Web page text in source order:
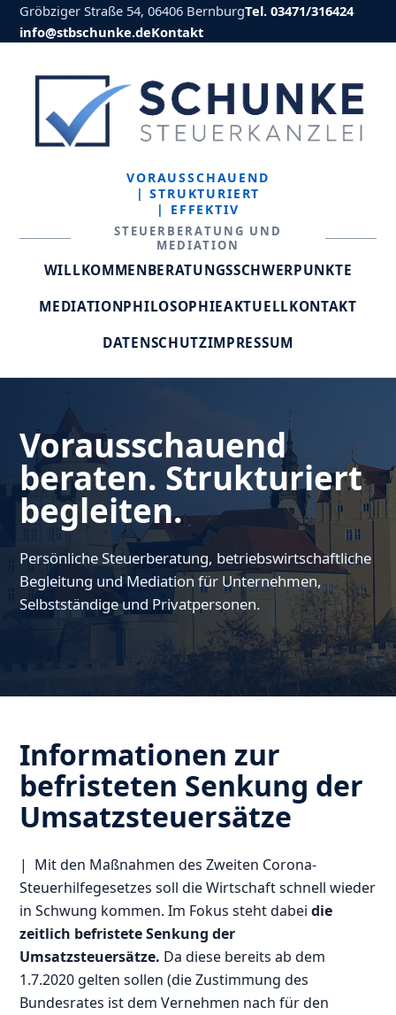
Gröbziger Straße 54, 06406 BernburgTel. 03471/316424
info@stbschunke.deKontakt
VORAUSSCHAUEND
| STRUKTURIERT
| EFFEKTIV
STEUERBERATUNG UND
MEDIATION
WILLKOMMENBERATUNGSSCHWERPUNKTE
MEDIATIONPHILOSOPHIEAKTUELLKONTAKT
DATENSCHUTZIMPRESSUM
Vorausschauend
beraten. Strukturiert
begleiten.
Persönliche Steuerberatung, betriebswirtschaftliche
Begleitung und Mediation für Unternehmen,
Selbstständige und Privatpersonen.
Informationen zur
befristeten Senkung der
Umsatzsteuersätze
| Mit den Maßnahmen des Zweiten Corona-
Steuerhilfegesetzes soll die Wirtschaft schnell wieder
in Schwung kommen. Im Fokus steht dabeidie
zeitlich befristete Senkung der
Umsatzsteuersätze. Da diese bereits ab dem
1.7.2020 gelten sollen (die Zustimmung des
Bundesrates ist dem Vernehmen nach für den